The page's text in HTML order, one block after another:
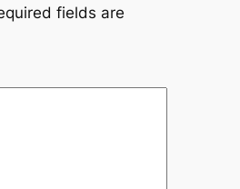
fields are